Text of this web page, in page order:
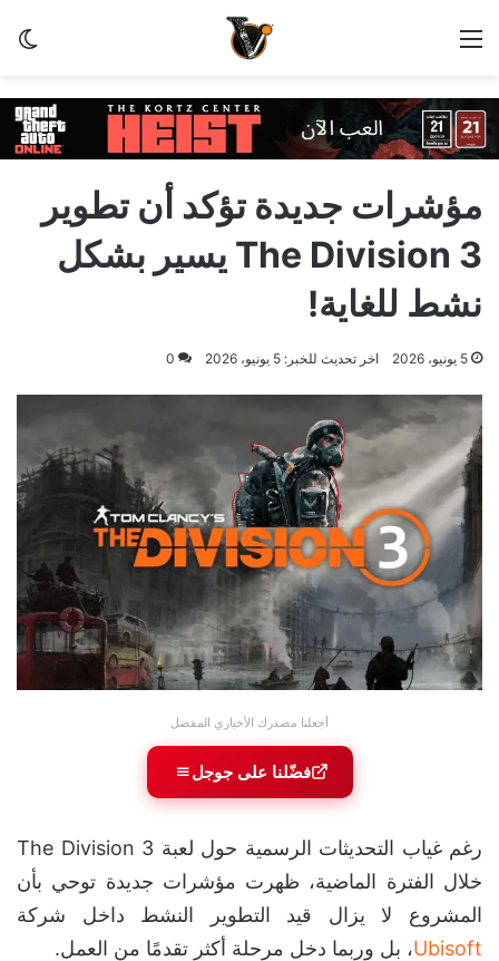
القائمة
مؤشرات جديدة تؤكد أن تطوير
The Division 3 يسير بشكل
نشط للغاية!
5 يونيو، 2026 اخر تحديث للخبر: 5 يونيو، 2026 0
أجعلنا مصدرك الأخباري المفضل
فضّلنا على جوجل
رغم غياب التحديثات الرسمية حول لعبة The Division 3
خلال الفترة الماضية، ظهرت مؤشرات جديدة توحي بأن
المشروع لا يزال قيد التطوير النشط داخل شركة
Ubisoft، بل وربما دخل مرحلة أكثر تقدمًا من العمل.